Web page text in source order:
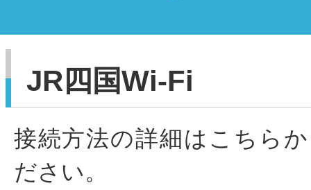
JR四国Wi-Fi
接続方法の詳細はこちら
ださい。